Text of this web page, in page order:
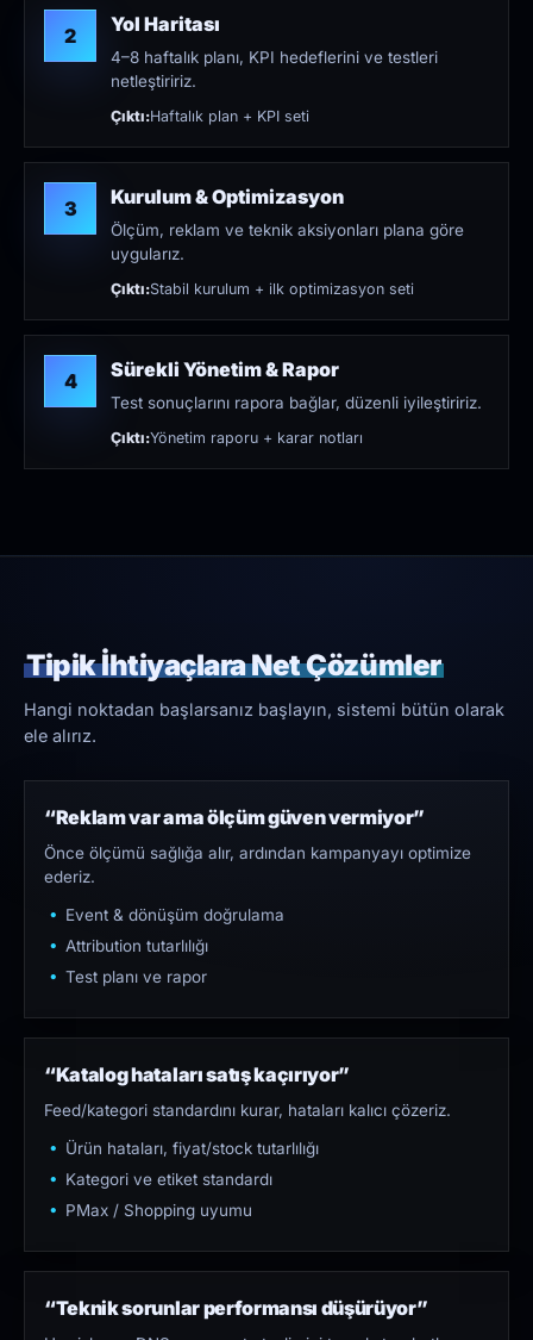
2 Yol Haritası
4–8 haftalık planı, KPI hedeflerini ve testleri
netleştiririz.
Çıktı:Haftalık plan + KPI seti
3 Kurulum & Optimizasyon
Ölçüm, reklam ve teknik aksiyonları plana göre
uygularız.
Çıktı:Stabil kurulum + ilk optimizasyon seti
4 Sürekli Yönetim & Rapor
Test sonuçlarını rapora bağlar, düzenli iyileştiririz.
Çıktı:Yönetim raporu + karar notları
Tipik İhtiyaçlara Net Çözümler
Hangi noktadan başlarsanız başlayın, sistemi bütün olarak
ele alırız.
“Reklam var ama ölçüm güven vermiyor”
Önce ölçümü sağlığa alır, ardından kampanyayı optimize
ederiz.
Event & dönüşüm doğrulama
Attribution tutarlılığı
Test planı ve rapor
“Katalog hataları satış kaçırıyor”
Feed/kategori standardını kurar, hataları kalıcı çözeriz.
Ürün hataları, fiyat/stock tutarlılığı
Kategori ve etiket standardı
PMax / Shopping uyumu
“Teknik sorunlar performansı düşürüyor”